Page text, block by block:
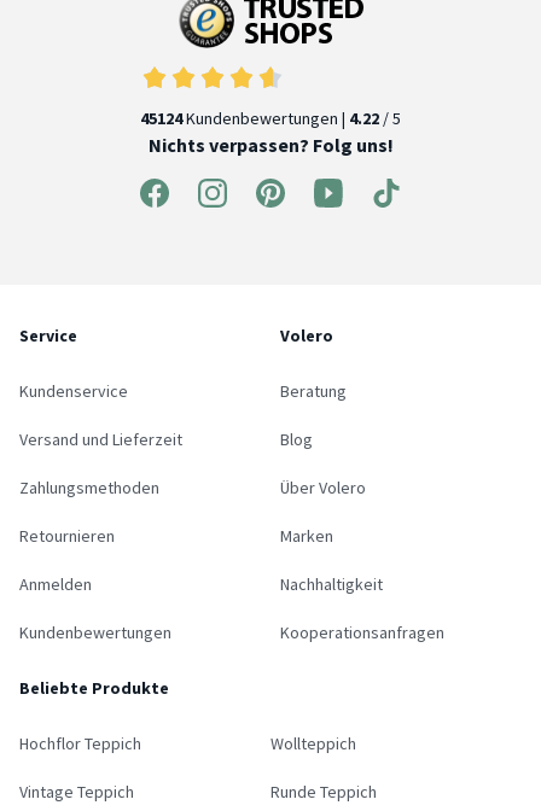
45124Kundenbewertungen | 4.22 / 5
Nichts verpassen? Folg uns!
Service
Kundenservice
Versand und Lieferzeit
Zahlungsmethoden
Retournieren
Anmelden
Kundenbewertungen
Volero
Beratung
Blog
Über Volero
Marken
Nachhaltigkeit
Kooperationsanfragen
Beliebte Produkte
Hochflor Teppich Wollteppich
Vintage Teppich Runde Teppich